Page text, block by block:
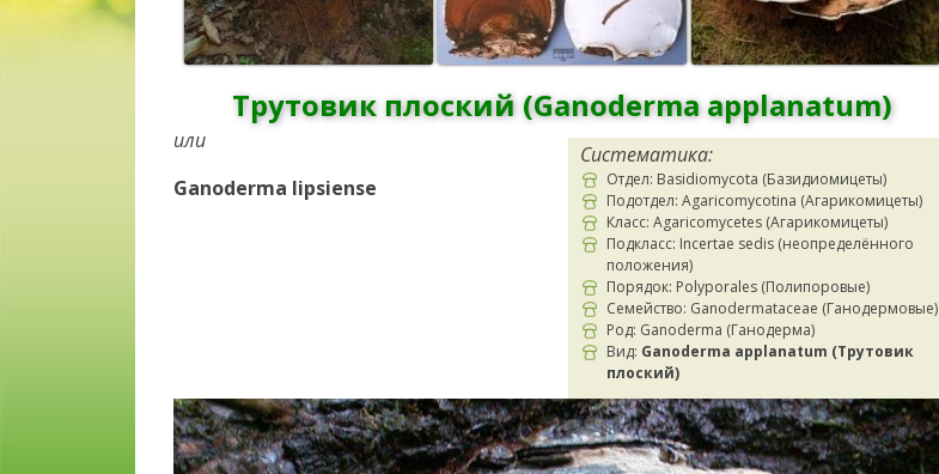
Трутовик плоский (Ganoderma applanatum)
Систематика:
Отдел: Basidiomycota (Базидиомицеты)
Подотдел: Agaricomycotina (Агарикомицеты)
Класс: Agaricomycetes (Агарикомицеты)
Подкласс: Incertae sedis (неопределённого
положения)
Порядок: Polyporales (Полипоровые)
Семейство: Ganodermataceae (Ганодермовые)
Род: Ganoderma (Ганодерма)
Вид: Ganoderma applanatum (Трутовик
плоский)
или
Ganoderma lipsiense